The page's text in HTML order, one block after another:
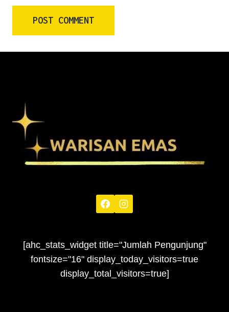
[ahc_stats_widget title="Jumlah Pengunjung"
fontsize="16" display_today_visitors=true
display_total_visitors=true]